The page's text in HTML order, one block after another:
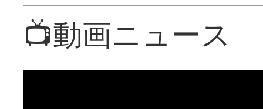
📺動画ニュース